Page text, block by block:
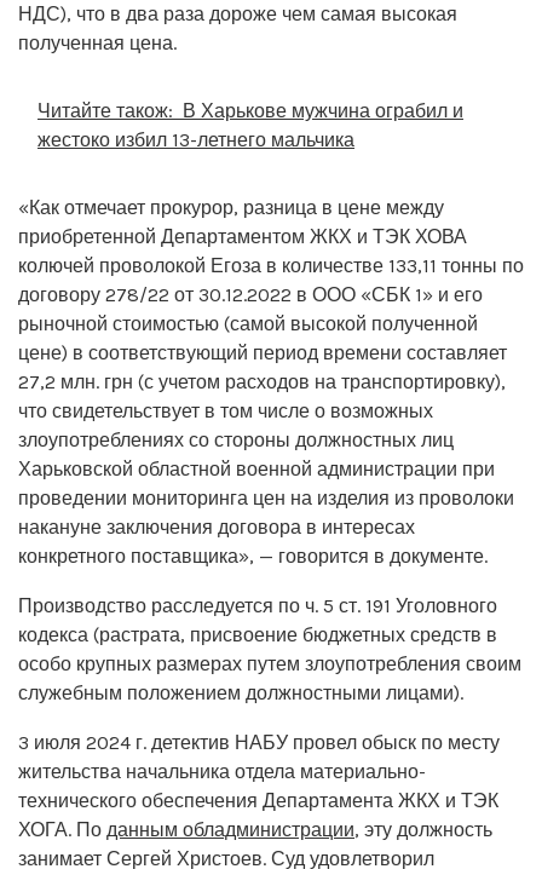
НДС), что в два раза дороже чем самая высокая
полученная цена.
Читайте також: В Харькове мужчина ограбил и
жестоко избил 13-летнего мальчика
«Как отмечает прокурор, разница в цене между
приобретенной Департаментом ЖКХ и ТЭК ХОВА
колючей проволокой Егоза в количестве 133,11 тонны по
договору 278/22 от 30.12.2022 в ООО «СБК 1» и его
рыночной стоимостью (самой высокой полученной
цене) в соответствующий период времени составляет
27,2 млн. грн (с учетом расходов на транспортировку),
что свидетельствует в том числе о возможных
злоупотреблениях со стороны должностных лиц
Харьковской областной военной администрации при
проведении мониторинга цен на изделия из проволоки
накануне заключения договора в интересах
конкретного поставщика», — говорится в документе.
Производство расследуется по ч. 5 ст. 191 Уголовного
кодекса (растрата, присвоение бюджетных средств в
особо крупных размерах путем злоупотребления своим
служебным положением должностными лицами).
3 июля 2024 г. детектив НАБУ провел обыск по месту
жительства начальника отдела материально-
технического обеспечения Департамента ЖКХ и ТЭК
ХОГА. По данным обладминистрации, эту должность
занимает Сергей Христоев. Суд удовлетворил